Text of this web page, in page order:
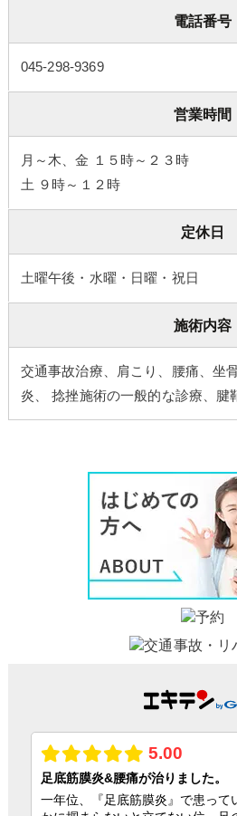
電話番号
045-298-9369
営業時間
月～木、金 １５時～２３時
土 ９時～１２時
定休日
土曜午後・水曜・日曜・祝日
施術内容
交通事故治療、肩こり、腰痛、坐
炎、 捻挫施術の一般的な診療、腱